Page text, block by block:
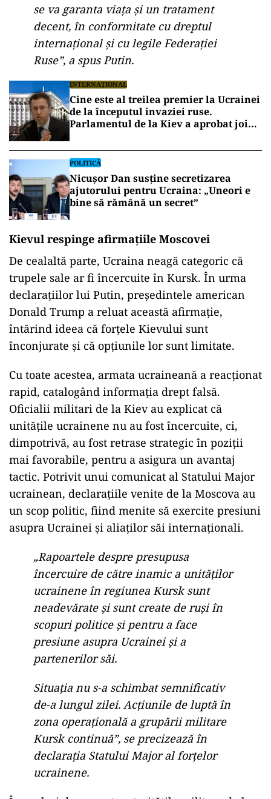
se va garanta viața și un tratament
decent, în conformitate cu dreptul
internațional și cu legile Federației
Ruse”, a spus Putin.
INTERNAȚIONAL
Cine este al treilea premier la Ucrainei
de la începutul invaziei ruse.
Parlamentul de la Kiev a aprobat joi
POLITICĂ
Nicușor Dan susține secretizarea
ajutorului pentru Ucraina: „Uneori e
bine să rămână un secret”
Kievul respinge afirmațiile Moscovei
De cealaltă parte, Ucraina neagă categoric că
trupele sale ar fi încercuite în Kursk. În urma
declarațiilor lui Putin, președintele american
Donald Trump a reluat această afirmație,
întărind ideea că forțele Kievului sunt
înconjurate și că opțiunile lor sunt limitate.
Cu toate acestea, armata ucraineană a reacționat
rapid, catalogând informația drept falsă.
Oficialii militari de la Kiev au explicat că
unitățile ucrainene nu au fost încercuite, ci,
dimpotrivă, au fost retrase strategic în poziții
mai favorabile, pentru a asigura un avantaj
tactic. Potrivit unui comunicat al Statului Major
ucrainean, declarațiile venite de la Moscova au
un scop politic, fiind menite să exercite presiuni
asupra Ucrainei și aliaților săi internaționali.
„Rapoartele despre presupusa
încercuire de către inamic a unităților
ucrainene în regiunea Kursk sunt
neadevărate și sunt create de ruși în
scopuri politice și pentru a face
presiune asupra Ucrainei și a
partenerilor săi.
Situația nu s-a schimbat semnificativ
de-a lungul zilei. Acțiunile de luptă în
zona operațională a grupării militare
Kursk continuă”, se precizează în
declarația Statului Major al forțelor
ucrainene.